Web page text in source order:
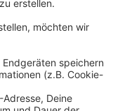
Bahnübergänge
Der